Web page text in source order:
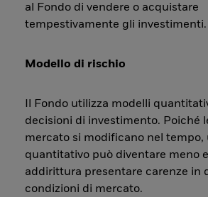
al Fondo di vendere o acquistare
tempestivamente gli investimenti.
Modello di rischio
Il Fondo utilizza modelli
decisioni di investimento. Poiché
mercato si modificano nel tempo,
quantitativo può diventare meno
addirittura presentare carenze in
condizioni di mercato.